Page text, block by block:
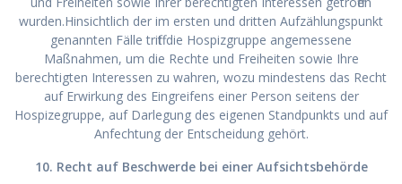
wurden.Hinsichtlich der im ersten und dritten Aufzählungspunkt
genannten Fälle trifft die Hospizgruppe angemessene
Maßnahmen, um die Rechte und Freiheiten sowie Ihre
berechtigten Interessen zu wahren, wozu mindestens das Recht
auf Erwirkung des Eingreifens einer Person seitens der
Hospizegruppe, auf Darlegung des eigenen Standpunkts und auf
Anfechtung der Entscheidung gehört.
10. Recht auf Beschwerde bei einer Aufsichtsbehörde